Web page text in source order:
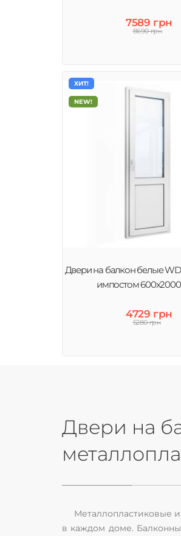
7589 грн
8690 грн
ХИТ!
NEW!
Двери на балкон белые
импостом
4729 грн
5280 грн
Двери на
Металлопластиковые
в каждом доме.